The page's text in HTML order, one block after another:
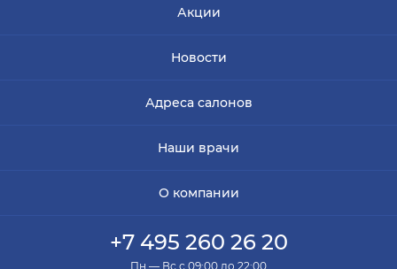
Акции
Новости
Адреса салонов
Наши врачи
О компании
+7 495 260 26 20
Пн — Вс с 09:00 до 22:00